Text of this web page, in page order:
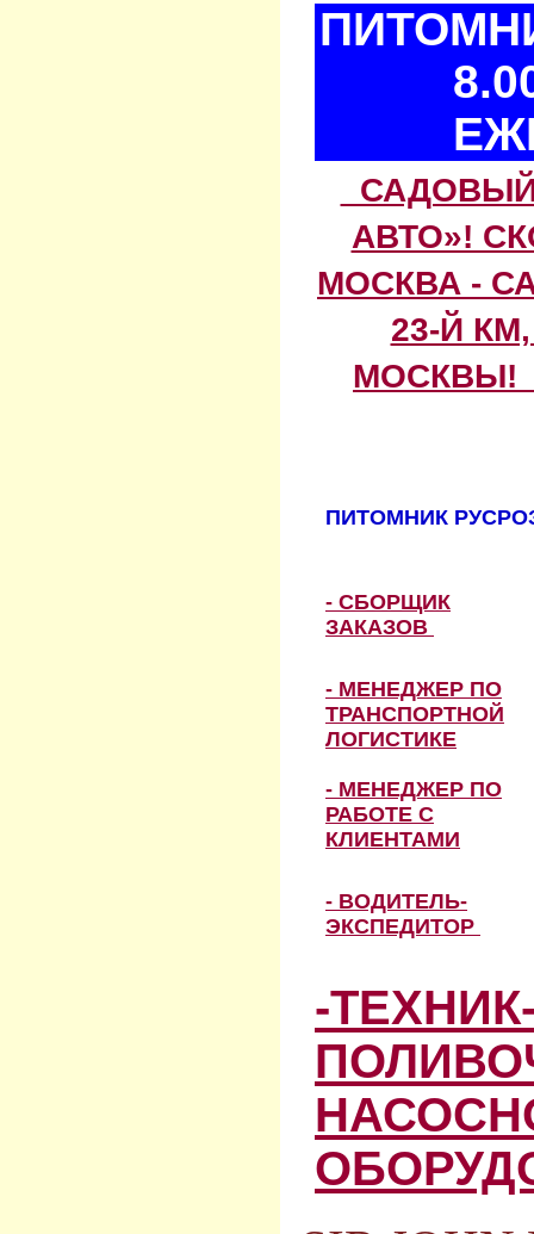
АВТО»!
МОСКВА -
23-Й
МОСКВЫ!
ПИТОМНИК
- СБОРЩИК
ЗАКАЗОВ
- МЕНЕДЖЕР ПО
ТРАНСПОРТНОЙ
ЛОГИСТИКЕ
- МЕНЕДЖЕР ПО
РАБОТЕ С
КЛИЕНТАМИ
- ВОДИТЕЛЬ-
ЭКСПЕДИТОР
-